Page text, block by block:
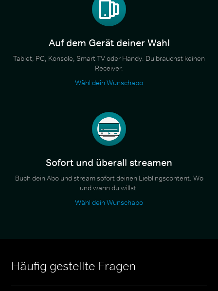
Auf dem Gerät deiner Wahl
Tablet, PC, Konsole, Smart TV oder Handy. Du brauchst keinen
Receiver.
Wähl dein Wunschabo
Sofort und überall streamen
Buch dein Abo und stream sofort deinen Lieblingscontent. Wo
und wann du willst.
Wähl dein Wunschabo
Häufig gestellte Fragen